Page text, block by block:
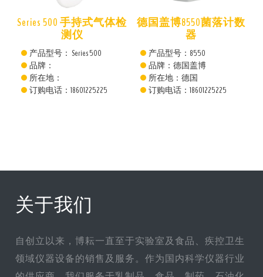
Series 500 手持式气体检
测仪
产品型号： Series 500
品牌：
所在地：
订购电话：18601225225
德国盖博8550菌落计数
器
产品型号：8550
品牌：德国盖博
所在地：德国
订购电话：18601225225
关于我们
自创立以来，博耘一直至于实验室及食品、疾控卫生
领域仪器设备的销售及服务。作为国内科学仪器行业